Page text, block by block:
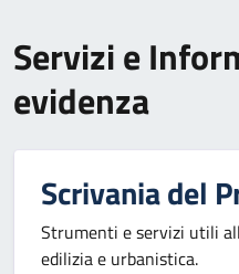
Servizi e
evidenza
Scrivania del
Strumenti e servizi utili
edilizia e urbanistica.